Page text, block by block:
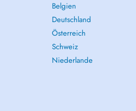
Belgien
Deutschland
Österreich
Schweiz
Niederlande